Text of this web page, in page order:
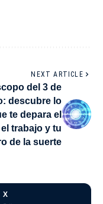
NEXT ARTICLE
del 3 de
descubre lo
te depara el
trabajo y tu
de la suerte
X